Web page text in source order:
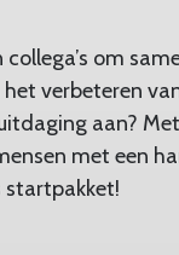
om
verbeteren
aan?
met een
startpakket!